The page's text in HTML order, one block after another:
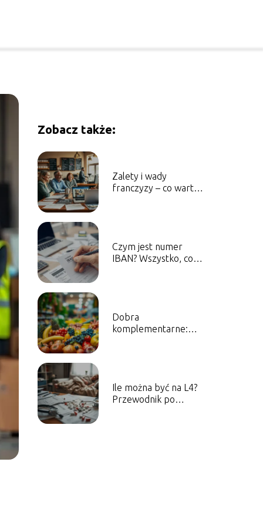
Zobacz także:
Zalety i wady
franczyzy – co warto
Czym jest numer
IBAN? Wszystko, co
Dobra
komplementarne:
Ile można być na L4?
Przewodnik po